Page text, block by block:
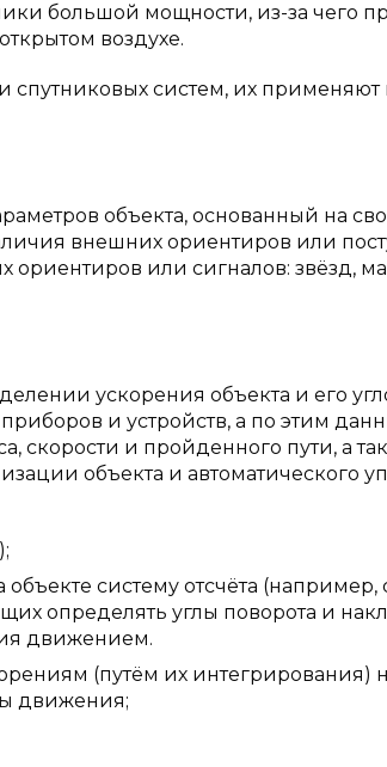
большой мощности, из-за чего
воздухе.
спутниковых систем, их применяют
объекта, основанный на
внешних ориентиров или
или сигналов: звёзд,
ускорения объекта и его
и устройств, а по этим
скорости и пройденного пути, а
объекта и автоматического
систему отсчёта
определять углы поворота и
движением.
(путём их интегрирования)
движения;